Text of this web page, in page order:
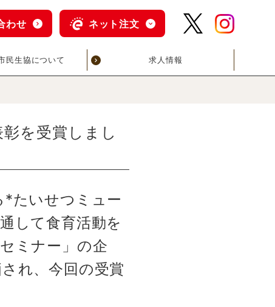
民生協について 求人情報
わせ ネット注文
を受賞しまし
たいせつミュー
して食育活動を
ミナー」の企
れ、今回の受賞